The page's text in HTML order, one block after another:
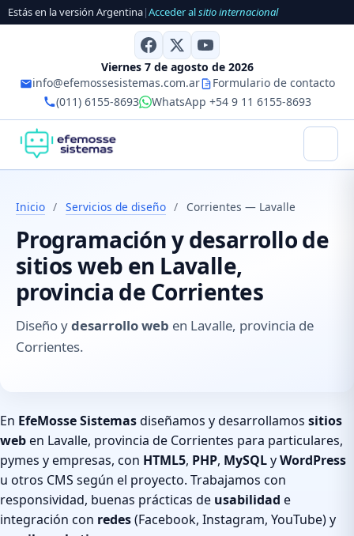
Estás en la versión Argentina|Acceder alsitio internacional
Viernes 7 de agosto de 2026
info@efemossesistemas.com.ar
Formulario de contacto
(011) 6155-8693
WhatsApp +54 9 11 6155-8693
Inicio / Servicios de diseño / Corrientes — Lavalle
Programación y desarrollo de
sitios web en Lavalle,
provincia de Corrientes
Diseño ydesarrollo web en Lavalle, provincia de
Corrientes.
En EfeMosse Sistemasdiseñamos y desarrollamos sitios
weben Lavalle, provincia de Corrientes para particulares,
pymes y empresas, con HTML5, PHP, MySQLyWordPress
u otros CMS según el proyecto. Trabajamos con
responsividad, buenas prácticas de usabilidad e
integración con redes(Facebook, Instagram, YouTube) y